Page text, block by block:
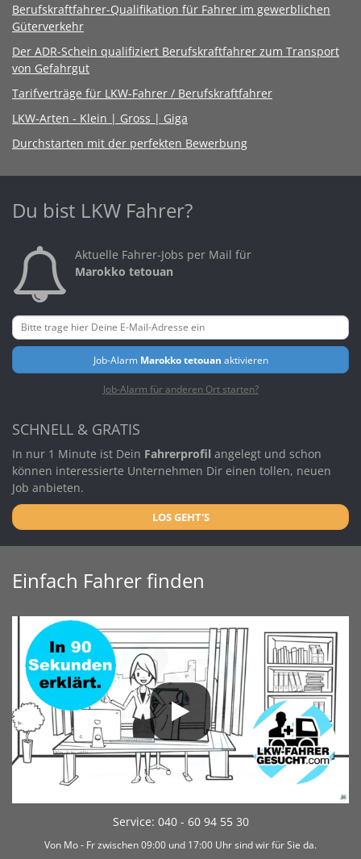
Berufskraftfahrer-Qualifikation für Fahrer im gewerblichen
Güterverkehr
Der ADR-Schein qualifiziert Berufskraftfahrer zum Transport
von Gefahrgut
Tarifverträge für LKW-Fahrer / Berufskraftfahrer
LKW-Arten - Klein | Gross | Giga
Durchstarten mit der perfekten Bewerbung
Du bist LKW Fahrer?
Aktuelle Fahrer-Jobs per Mail für
Marokko tetouan
Job-Alarm Marokko tetouan aktivieren
Job-Alarm für anderen Ort starten?
SCHNELL & GRATIS
In nur 1 Minute ist Dein Fahrerprofil angelegt und schon
können interessierte Unternehmen Dir einen tollen, neuen
Job anbieten.
LOS GEHT'S
Einfach Fahrer finden
Service: 040 - 60 94 55 30
Von Mo - Fr zwischen 09:00 und 17:00 Uhr sind wir für Sie da.